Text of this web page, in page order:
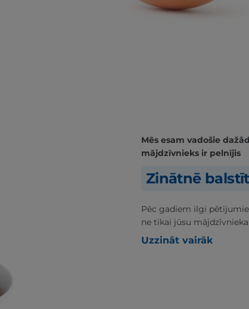
Mēs esam vadošie
mājdzīvnieks ir pelnījis
Zinātnē
Pēc gadiem ilgi
ne tikai jūsu
Uzzināt vairāk